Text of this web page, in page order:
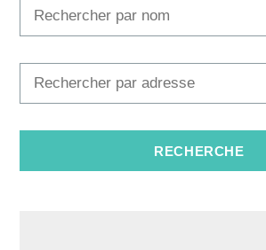
info@kastela-info.hr
21216 Kaštel Stari, Hrvatska